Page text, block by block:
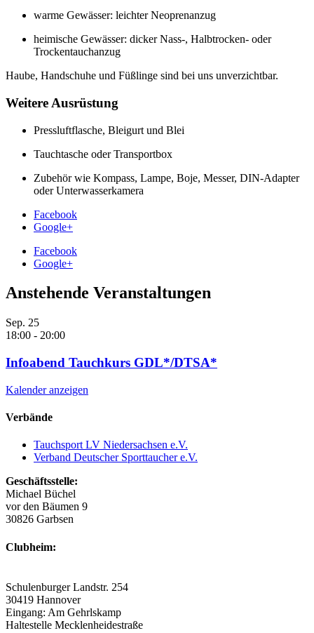
warme Gewässer: leichter Neoprenanzug
heimische Gewässer: dicker Nass-, Halbtrocken- oder
Trockentauchanzug
Haube, Handschuhe und Füßlinge sind bei uns unverzichtbar.
Weitere Ausrüstung
Pressluftflasche, Bleigurt und Blei
Tauchtasche oder Transportbox
Zubehör wie Kompass, Lampe, Boje, Messer, DIN-Adapter
oder Unterwasserkamera
Facebook
Google+
Facebook
Google+
Anstehende Veranstaltungen
Sep. 25
18:00 - 20:00
Infoabend Tauchkurs GDL*/DTSA*
Kalender anzeigen
Verbände
Tauchsport LV Niedersachsen e.V.
Verband Deutscher Sporttaucher e.V.
Geschäftsstelle:
Michael Büchel
vor den Bäumen 9
30826 Garbsen
Clubheim:
Schulenburger Landstr. 254
30419 Hannover
Eingang: Am Gehrlskamp
Haltestelle Mecklenheidestraße